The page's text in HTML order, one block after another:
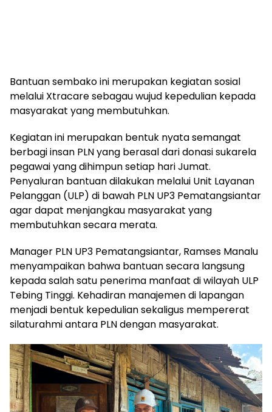
Bantuan sembako ini merupakan kegiatan sosial
melalui Xtracare sebagau wujud kepedulian kepada
masyarakat yang membutuhkan.
Kegiatan ini merupakan bentuk nyata semangat
berbagi insan PLN yang berasal dari donasi sukarela
pegawai yang dihimpun setiap hari Jumat.
Penyaluran bantuan dilakukan melalui Unit Layanan
Pelanggan (ULP) di bawah PLN UP3 Pematangsiantar
agar dapat menjangkau masyarakat yang
membutuhkan secara merata.
Manager PLN UP3 Pematangsiantar, Ramses Manalu
menyampaikan bahwa bantuan secara langsung
kepada salah satu penerima manfaat di wilayah ULP
Tebing Tinggi. Kehadiran manajemen di lapangan
menjadi bentuk kepedulian sekaligus mempererat
silaturahmi antara PLN dengan masyarakat.